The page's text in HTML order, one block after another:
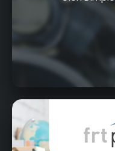
Kurt-Schumacher-